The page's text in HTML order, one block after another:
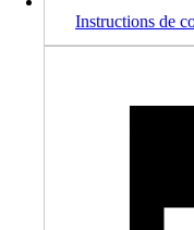
Instructions de